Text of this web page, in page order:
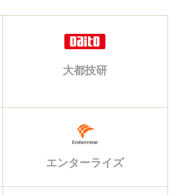
大都技研
エンターライズ